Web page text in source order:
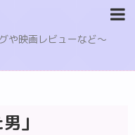
映画レビューなど〜
」